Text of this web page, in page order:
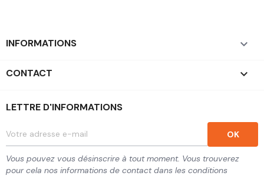
INFORMATIONS 
CONTACT keyboard_arrow_down
LETTRE D'INFORMATIONS
Vous pouvez vous désinscrire à tout moment. Vous trouverez
pour cela nos informations de contact dans les conditions